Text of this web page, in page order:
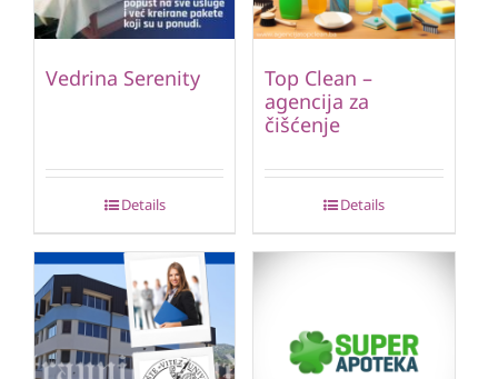
Vedrina Serenity
Details
Top Clean –
agencija za
čišćenje
Details